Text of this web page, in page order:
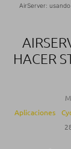
AirServer:
HACER
Aplicaciones